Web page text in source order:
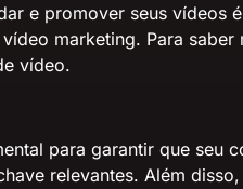
e promover seus vídeos
marketing. Para
vídeo.
para garantir que
relevantes. Além